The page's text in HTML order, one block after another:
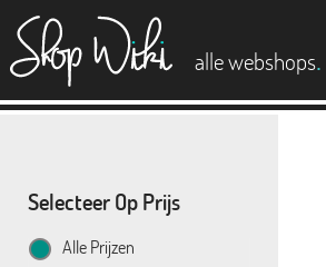
alle webshops.
Selecteer Op Prijs
Alle Prijzen